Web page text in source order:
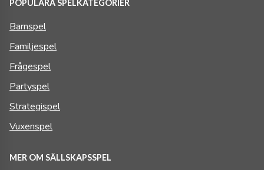
POPULÄRA SPELKATEGORIER
Barnspel
Familjespel
Frågespel
Partyspel
Strategispel
Vuxenspel
MER OM SÄLLSKAPSSPEL